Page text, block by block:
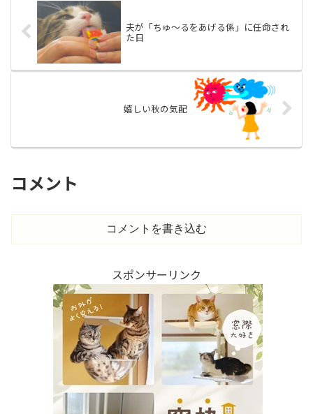
夫が「ちゅ〜るをあげる係」に任命され
た日
嬉しい秋の気配
コメント
コメントを書き込む
スポンサーリンク